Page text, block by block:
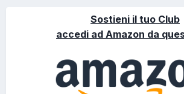
Sostieni il tuo Club
accedi ad Amazon da